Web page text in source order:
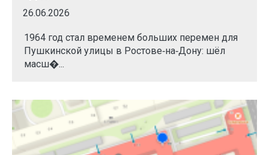
26.06.2026
1964 год стал временем больших перемен для
Пушкинской улицы в Ростове‑на‑Дону: шёл
масш�...